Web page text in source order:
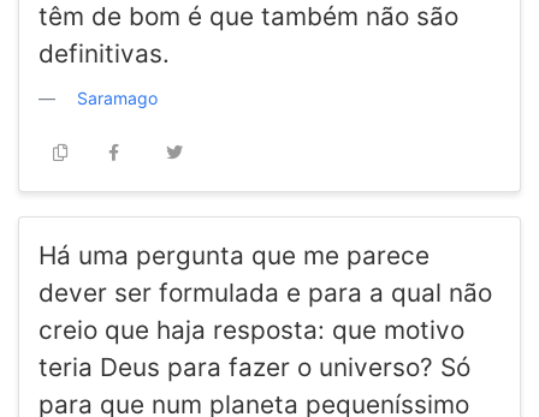
têm de bom é que também não são
definitivas.
Saramago
Há uma pergunta que me parece
dever ser formulada e para a qual não
creio que haja resposta: que motivo
teria Deus para fazer o universo? Só
para que num planeta pequeníssimo